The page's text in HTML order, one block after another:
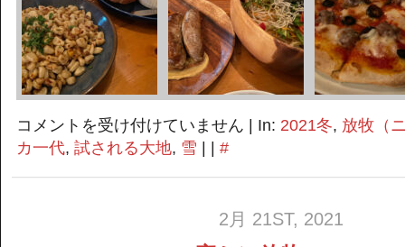
密
に
コメントを受け付けていません | In: 2021冬, 放牧（
カ一代, 試される大地, 雪 | | #
2月 21ST, 2021